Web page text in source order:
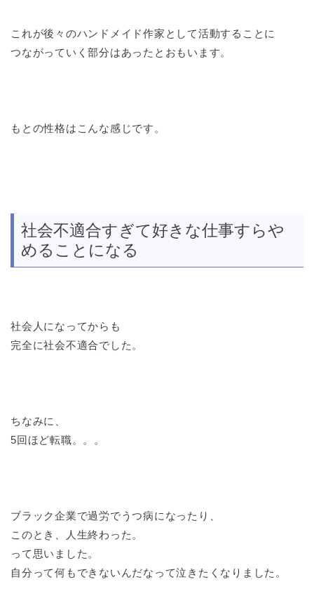
これが後々のハンドメイド作家として活動することに
つながっていく部分はあったとおもいます。
もとの性格はこんな感じです。
社会不適合すぎて好きな仕事すらや
めることになる
社会人になってからも
完全に社会不適合でした。
ちなみに、
5回ほど転職。。。
ブラック企業で過労でうつ病になったり、
このとき、人生終わった。
って思いました。
自分って何もできないんだなって泣きたくなりました。